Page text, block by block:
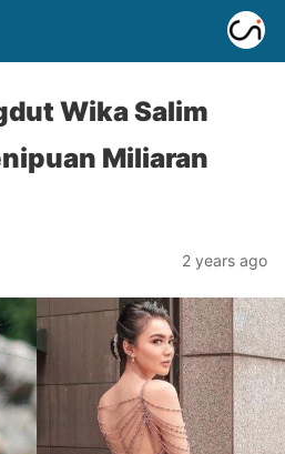
Wika Salim
Miliaran
2 years ago